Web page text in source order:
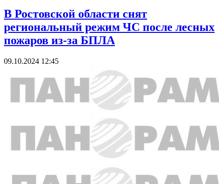
В Ростовской области снят
региональный режим ЧС после лесных
пожаров из-за БПЛА
09.10.2024 12:45